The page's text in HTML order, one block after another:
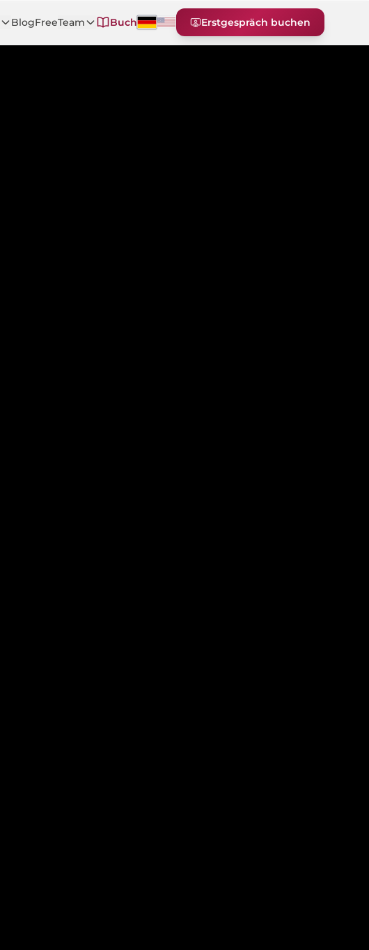
BlogFreeTeam Buch Erstgespräch buchen